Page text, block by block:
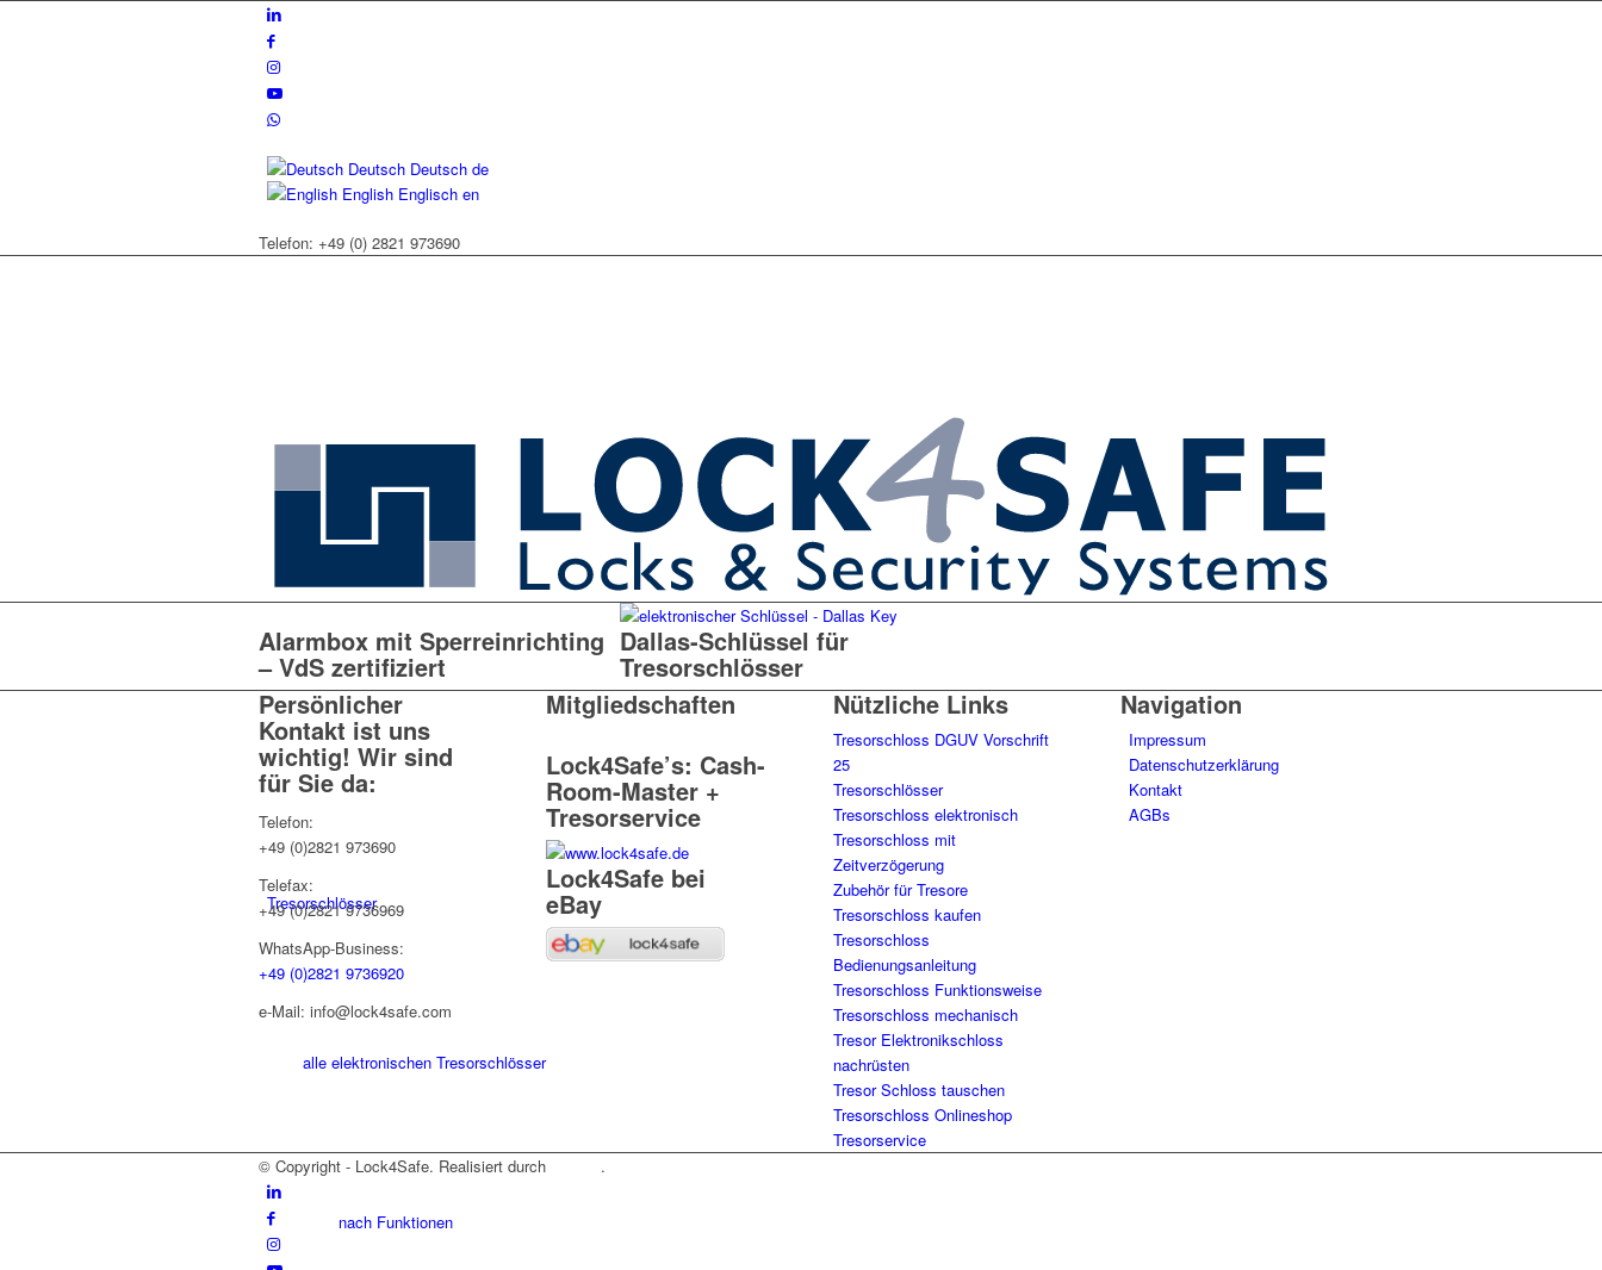
Deutsch Deutsch de
English Englisch en
Telefon: +49 (0) 2821 973690
Tresorschlösser
alle elektronischen Tresorschlösser
nach Funktionen
Alarmbox mit Sperreinrichting
– VdS zertifiziert
Dallas-Schlüssel für
Tresorschlösser
Persönlicher
Kontakt ist uns
wichtig! Wir sind
für Sie da:
Telefon:
+49 (0)2821 973690
Telefax:
+49 (0)2821 9736969
WhatsApp-Business:
+49 (0)2821 9736920
e-Mail: info@lock4safe.com
Mitgliedschaften
Lock4Safe’s: Cash-
Room-Master +
Tresorservice
Lock4Safe bei
eBay
Nützliche Links
Tresorschloss DGUV Vorschrift
25
Tresorschlösser
Tresorschloss elektronisch
Tresorschloss mit
Zeitverzögerung
Zubehör für Tresore
Tresorschloss kaufen
Tresorschloss
Bedienungsanleitung
Tresorschloss Funktionsweise
Tresorschloss mechanisch
Tresor Elektronikschloss
nachrüsten
Tresor Schloss tauschen
Tresorschloss Onlineshop
Tresorservice
Navigation
Impressum
Datenschutzerklärung
Kontakt
AGBs
© Copyright - Lock4Safe. Realisiert durch .